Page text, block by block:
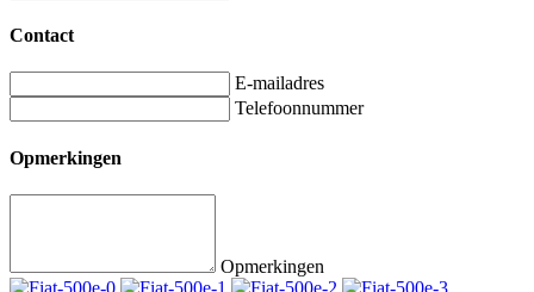
Contact
E-mailadres
Telefoonnummer
Opmerkingen
Opmerkingen